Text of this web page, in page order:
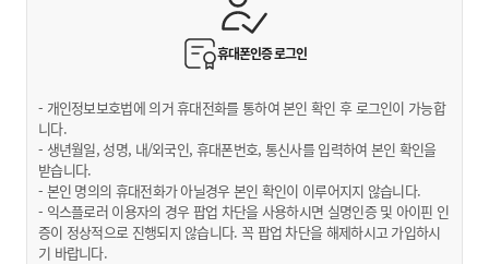
휴대폰인증로그인
- 개인정보보호법에 의거 휴대전화를 통하여 본인 확인 후 로그인이 가능합
니다.
- 생년월일, 성명, 내/외국인, 휴대폰번호, 통신사를 입력하여 본인 확인을
받습니다.
- 본인 명의의 휴대전화가 아닐경우 본인 확인이 이루어지지 않습니다.
- 익스플로러 이용자의 경우 팝업 차단을 사용하시면 실명인증 및 아이핀 인
증이 정상적으로 진행되지 않습니다. 꼭 팝업 차단을 해제하시고 가입하시
기 바랍니다.